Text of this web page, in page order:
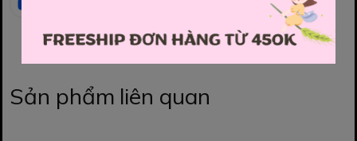
Sản phẩm liên quan